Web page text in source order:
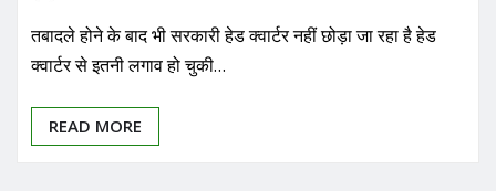
तबादले होने के बाद भी सरकारी हेड क्वार्टर नहीं छोड़ा जा रहा है हेड
क्वार्टर से इतनी लगाव हो चुकी…
READ MORE